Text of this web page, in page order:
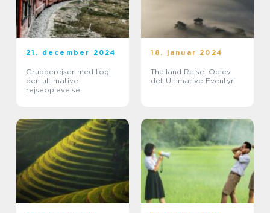
21. december 2024
Grupperejser med tog:
den ultimative
rejseoplevelse
18. januar 2024
Thailand Rejse: Oplev
det Ultimative Eventyr